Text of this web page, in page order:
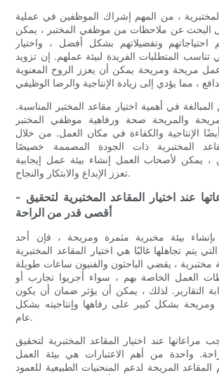
المختبرية ، من المهم إشراك الموظفين في عملية
البحث عن ملاحظات من موظفي المختبر ، يمكن
وتفضيلاتهم بشكل أفضل ، واختيار
تناسب المتطلبات الفريدة لبيئة عملهم. إن تزويد
مريحة ومريحة يمكن أن يعزز الروح المعنوية
في أهمية اختيار مقاعد المختبر المناسبة.
والمريحة صحة ورفاهية موظفي المختبر
الإنتاجية والكفاءة في مكان العمل. من خلال
المختبرية ذات الجودة المصممة خصيصًا
، يمكن لأصحاب العمل إنشاء بيئة عمل إيجابية
تعزز الإبداع والابتكار والنجاح.
- عوامل يجب مراعاتها عند اختيار المقاعد المختبرية لتحقيق
أقصى قدر من الراحة
بإنشاء بيئة مخبرية مثمرة ومريحة ، فإن أحد
يتم تجاهلها غالبًا هي اختيار المقاعد المختبرية
مختبرية ، يقضي الباحثون والفنيون ساعات طويلة
الخاصة بهم ، سواء أجريوا تجارب أو
التقارير. لذلك ، يمكن أن يؤثر ضمان أن يكون
ومريحة بشكل كبير على رفاهها وإنتاجيته بشكل
عام.
عند اختيار المقاعد المختبرية لتحقيق
واحدة من أهم الاعتبارات هي بيئة العمل
المريحة لدعم المنحنيات الطبيعية للعمود